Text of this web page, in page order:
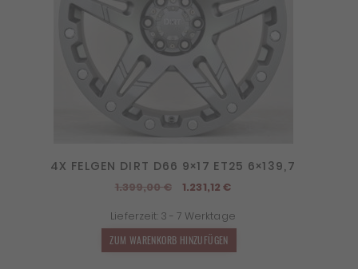
4X FELGEN DIRT D66 9×17 ET25 6×139,7
1.399,00€
Ursprünglicher
war:
1.399,00 €
1.231,12€Aktueller
ist:
Lieferzeit: 3 - 7 Werktage
ZUM WARENKORB HINZUFÜGEN